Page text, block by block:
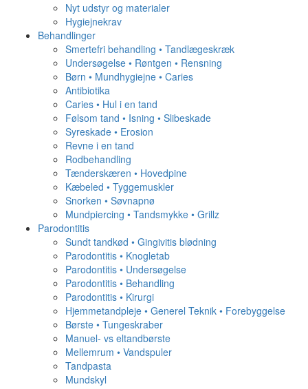
Nyt udstyr og materialer
Hygiejnekrav
Behandlinger
Smertefri behandling • Tandlægeskræk
Undersøgelse • Røntgen • Rensning
Børn • Mundhygiejne • Caries
Antibiotika
Caries • Hul i en tand
Følsom tand • Isning • Slibeskade
Syreskade • Erosion
Revne i en tand
Rodbehandling
Tænderskæren • Hovedpine
Kæbeled • Tyggemuskler
Snorken • Søvnapnø
Mundpiercing • Tandsmykke • Grillz
Parodontitis
Sundt tandkød • Gingivitis blødning
Parodontitis • Knogletab
Parodontitis • Undersøgelse
Parodontitis • Behandling
Parodontitis • Kirurgi
Hjemmetandpleje • Generel Teknik • Forebyggelse
Børste • Tungeskraber
Manuel- vs eltandbørste
Mellemrum • Vandspuler
Tandpasta
Mundskyl